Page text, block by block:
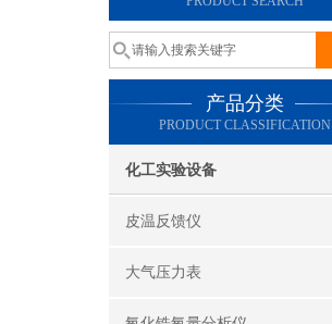
产品分类
PRODUCT CLASSIFICATION
化工实验设备
皮温反馈仪
大气压力表